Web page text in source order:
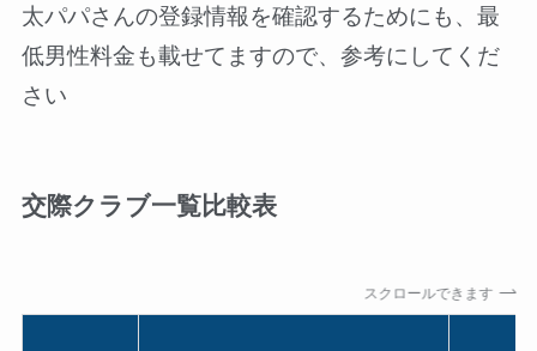
太パパさんの登録情報を確認するためにも、最
低男性料金も載せてますので、参考にしてくだ
さい
交際クラブ一覧比較表
スクロールできます